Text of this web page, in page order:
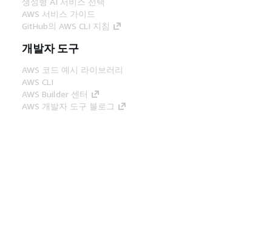
AWS 서비스 가이드
GitHub의 AWS CLI 지침
개발자 도구
AWS 코드 예시 라이브러리
AWS CLI
AWS Builder 센터
AWS 개발자 도구 블로그